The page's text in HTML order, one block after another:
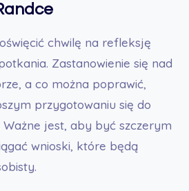
chwilę na refleksję
Zastanowienie się nad
a co można poprawić,
przygotowaniu się do
Ważne jest, aby być szczerym
wnioski, które będą